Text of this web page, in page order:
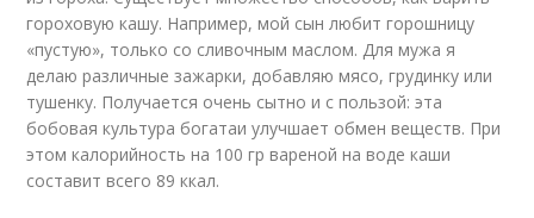
гороховую кашу. Например, мой сын любит горошницу
«пустую», только со сливочным маслом. Для мужа я
делаю различные зажарки, добавляю мясо, грудинку или
тушенку. Получается очень сытно и с пользой: эта
бобовая культура богатаи улучшает обмен веществ. При
этом калорийность на 100 гр вареной на воде каши
составит всего 89 ккал.